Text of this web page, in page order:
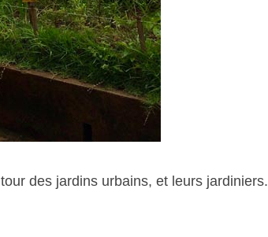
des jardins urbains, et leurs jardiniers.